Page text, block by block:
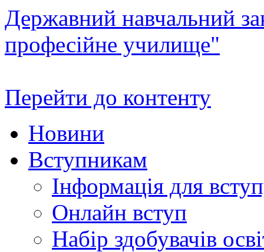
Державний навчальний
професійне училище"
Перейти до контенту
Новини
Вступникам
Інформація для
Онлайн вступ
Набір здобувачів